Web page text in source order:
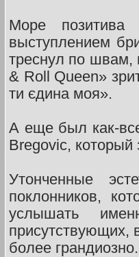
Море позитива
выступлением
треснул по швам,
& Roll Queen»
ти єдина моя».
А еще был как-
Bregovic,
Утонченные
поклонников,
услышать
более грандиозно.